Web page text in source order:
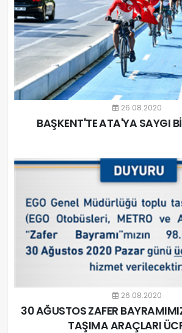
26.08.2020
BAŞKENT'TE ATA'YA SAYGI
26.08.2020
30 AĞUSTOS ZAFER
TAŞIMA ARAÇLARI